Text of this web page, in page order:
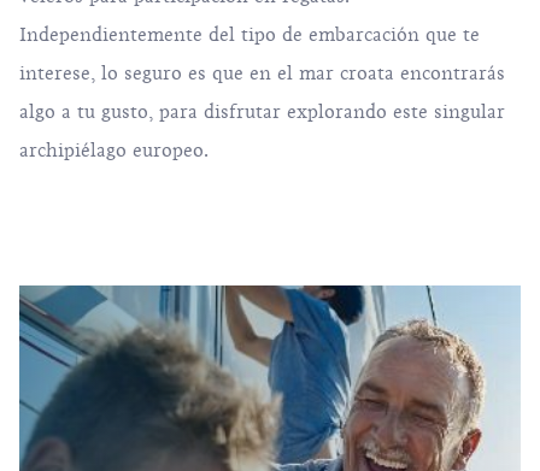
Independientemente del tipo de embarcación que te
interese, lo seguro es que en el mar croata encontrarás
algo a tu gusto, para disfrutar explorando este singular
archipiélago europeo.